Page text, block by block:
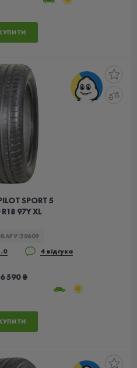
SPORT 5
97Y XL
20609
4 відгука
6 590 ₴